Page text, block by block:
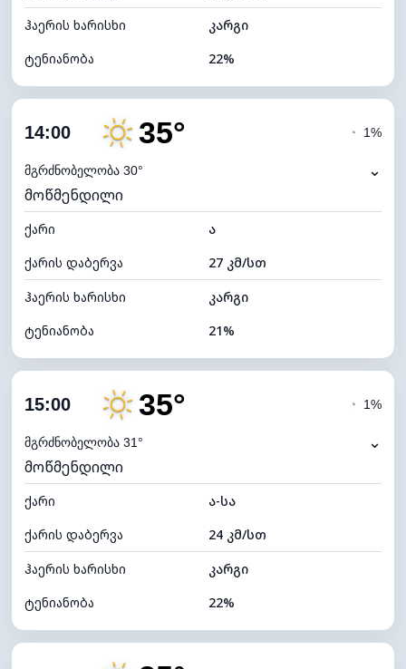
ჰაერის ხარისხი
კარგი
ტენიანობა
22%
ღრუბლიანობა
ნამის წერტილი
ხილვადობა
განათების ინდექსი 7 (ნათელი)
ღრუბლის სიმაღლე 10480 მ
14:00 35°
მგრძნობელობა 30°
◔ 1%
⌄
მოწმენდილი
ქარი
ა
ქარის დაბერვა
27 კმ/სთ
ჰაერის ხარისხი
კარგი
ტენიანობა
21%
ღრუბლიანობა
ნამის წერტილი
ხილვადობა
განათების ინდექსი 7 (ნათელი)
ღრუბლის სიმაღლე 10480 მ
15:00 35°
მგრძნობელობა 31°
◔ 1%
⌄
მოწმენდილი
ქარი
ა-სა
ქარის დაბერვა
24 კმ/სთ
ჰაერის ხარისხი
კარგი
ტენიანობა
22%